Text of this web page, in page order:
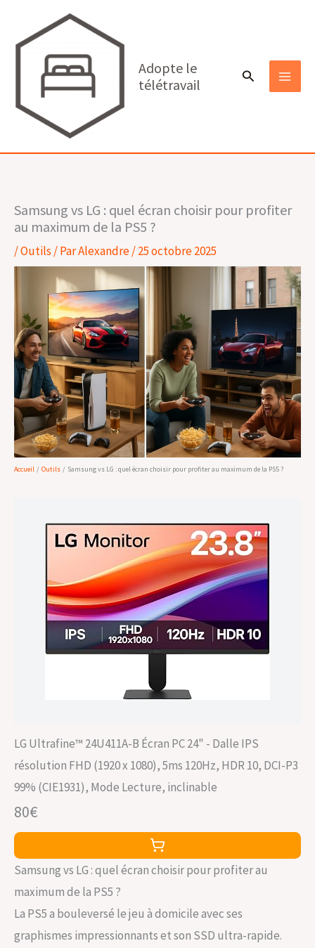
Adopte le
télétravail
Rechercher
Samsung vs LG : quel écran choisir pour profiter
au maximum de la PS5 ?
/Outils / ParAlexandre/25 octobre 2025
Accueil Outils Samsung vs LG : quel écran choisir pour profiter au maximum de la PS5 ?
LG Ultrafine™ 24U411A-B Écran PC 24" - Dalle IPS
résolution FHD (1920 x 1080), 5ms 120Hz, HDR 10, DCI-P3
99% (CIE1931), Mode Lecture, inclinable
80€
Samsung vs LG : quel écran choisir pour profiter au
maximum de la PS5 ?
La PS5 a bouleversé le jeu à domicile avec ses
graphismes impressionnants et son SSD ultra-rapide.